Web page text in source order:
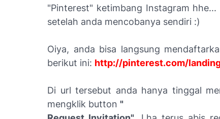
"Pinterest" ketimbang Instagram
setelah anda mencobanya sendiri :)
Oiya, anda bisa langsung
berikut ini: http://pinterest.com/
Di url tersebut anda hanya tinggal
mengklik button "